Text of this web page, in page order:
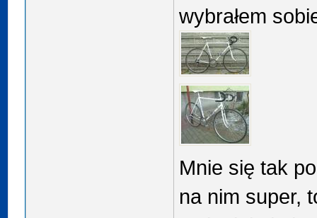
wybrałem
Mnie się tak
na nim super,